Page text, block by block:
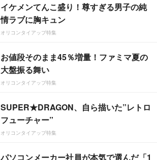
イケメンてんこ盛り！尊すぎる男子の純
情ラブに胸キュン
オリコンタイアップ特集
お値段そのまま45％増量！ファミマ夏の
大盤振る舞い
オリコンタイアップ特集
SUPER★DRAGON、自ら描いた”レトロ
フューチャー”
オリコンタイアップ特集
パソコンメーカー社員が本気で選んだ「1